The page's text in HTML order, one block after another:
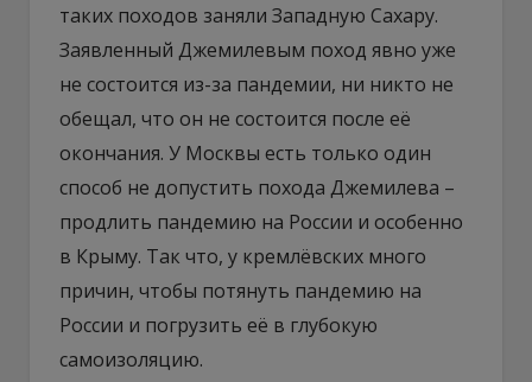
таких походов заняли Западную Сахару.
Заявленный Джемилевым поход явно уже
не состоится из-за пандемии, ни никто не
обещал, что он не состоится после её
окончания. У Москвы есть только один
способ не допустить похода Джемилева –
продлить пандемию на России и особенно
в Крыму. Так что, у кремлёвских много
причин, чтобы потянуть пандемию на
России и погрузить её в глубокую
самоизоляцию.